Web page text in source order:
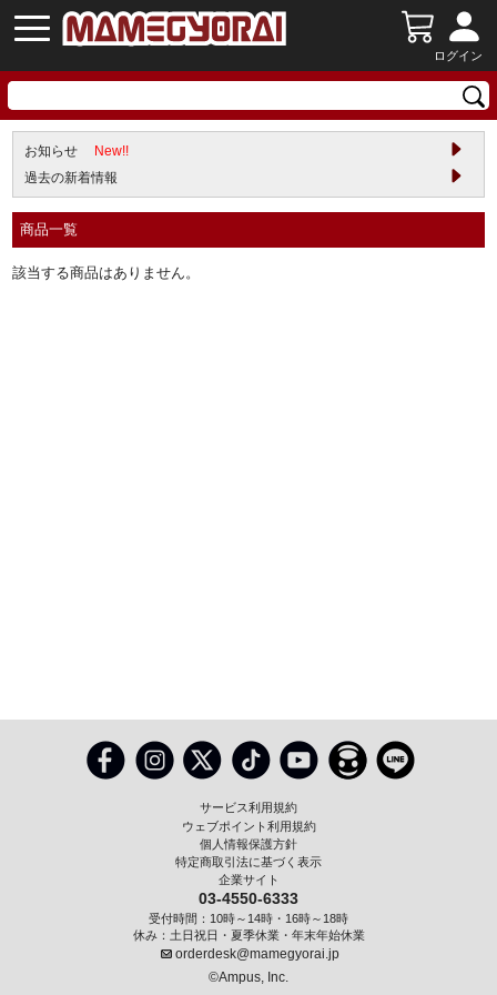
ログイン
お知らせ
New!!
過去の新着情報
商品一覧
該当する商品はありません。
サービス利用規約
ウェブポイント利用規約
個人情報保護方針
特定商取引法に基づく表示
企業サイト
03-4550-6333
受付時間：10時～14時・16時～18時
休み：土日祝日・夏季休業・年末年始休業
orderdesk@mamegyorai.jp
©Ampus, Inc.